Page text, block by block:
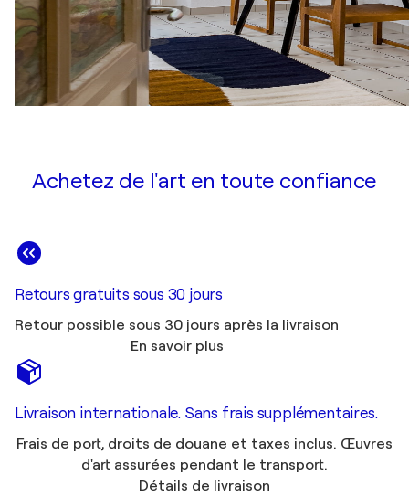
Achetez de l'art en toute confiance
Retours gratuits sous 30 jours
Retour possible sous 30 jours après la livraison
En savoir plus
Livraison internationale. Sans frais supplémentaires.
Frais de port, droits de douane et taxes inclus. Œuvres
d'art assurées pendant le transport.
Détails de livraison